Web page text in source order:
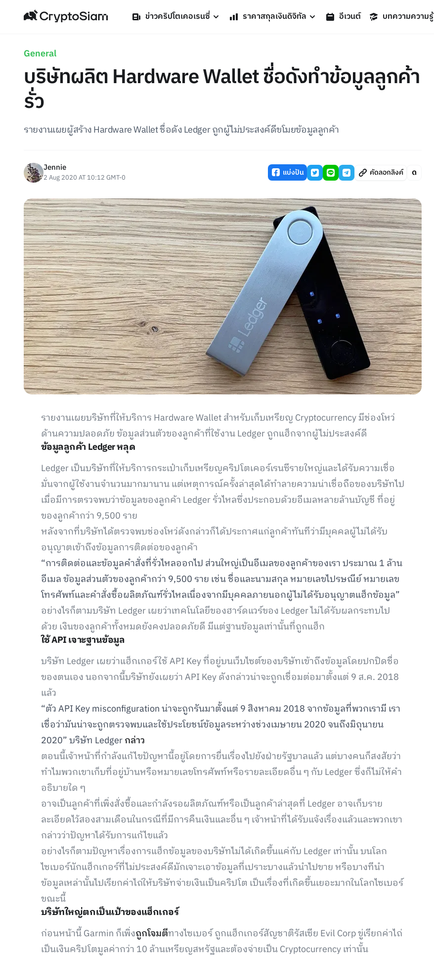
ข่าวคริปโตเคอเรนซี่ ราคาสกุลเงินดิจิทัล อีเวนต์ บทความความรู้
General
บริษัทผลิต Hardware Wallet ชื่อดังทำข้อมูลลูกค้า
รั่ว
รายงานเผยผู้สร้าง Hardware Wallet ชื่อดัง Ledger ถูกผู้ไม่ประสงค์ดีขโมยข้อมูลลูกค้า
Jennie
2 Aug 2020 AT 10:12 GMT-0 แบ่งปัน คัดลอกลิงค์
รายงานเผยบริษัทที่ให้บริการ Hardware Wallet สำหรับเก็บเหรียญ Cryptocurrency มีช่องโหว่
ด้านความปลอดภัย ข้อมูลส่วนตัวของลูกค้าที่ใช้งาน Ledger ถูกแฮ็กจากผู้ไม่ประสงค์ดี
ข้อมูลลูกค้า Ledger หลุด
Ledger เป็นบริษัทที่ให้บริการกระเป๋าเก็บเหรียญคริปโตเคอร์เรนซีรายใหญ่และได้รับความเชื่อ
มั่นจากผู้ใช้งานจำนวนมากมานาน แต่เหตุการณ์ครั้งล่าสุดได้ทำลายความน่าเชื่อถือของบริษัทไป
เมื่อมีการตรวจพบว่าข้อมูลของลูกค้า Ledger รั่วไหลซึ่งประกอบด้วยอีเมลหลายล้านบัญชี ที่อยู่
ของลูกค้ากว่า 9,500 ราย
หลังจากที่บริษัทได้ตรวจพบช่องโหว่ดังกล่าวก็ได้ประกาศแก่ลูกค้าทันทีว่ามีบุคคลผู้ไม่ได้รับ
อนุญาตเข้าถึงข้อมูลการติดต่อของลูกค้า
“การติดต่อและข้อมูลคำสั่งที่รั่วไหลออกไป ส่วนใหญ่เป็นอีเมลของลูกค้าของเรา ประมาณ 1 ล้าน
อีเมล ข้อมูลส่วนตัวของลูกค้ากว่า 9,500 ราย เช่น ชื่อและนามสกุล หมายเลขไปรษณีย์ หมายเลข
โทรศัพท์และคำสั่งซื้อผลิตภัณฑ์รั่วไหลเนื่องจากมีบุคคลภายนอกผู้ไม่ได้รับอนุญาตแฮ็กข้อมูล”
อย่างไรก็ตามบริษัท Ledger เผยว่าเทคโนโลยีของฮาร์ดแวร์ของ Ledger ไม่ได้รับผลกระทบไป
ด้วย เงินของลูกค้าทั้งหมดยังคงปลอดภัยดี มีแต่ฐานข้อมูลเท่านั้นที่ถูกแฮ็ก
ใช้ API เจาะฐานข้อมูล
บริษัท Ledger เผยว่าแฮ็กเกอร์ใช้ API Key ที่อยู่บนเว็บไซต์ของบริษัทเข้าถึงข้อมูลโดยปกปิดชื่อ
ของตนเอง นอกจากนี้บริษัทยังเผยว่า API Key ดังกล่าวน่าจะถูกเชื่อมต่อมาตั้งแต่ 9 ส.ค. 2018
แล้ว
“ตัว API Key misconfiguration น่าจะถูกรันมาตั้งแต่ 9 สิงหาคม 2018 จากข้อมูลที่พวกเรามี เรา
เชื่อว่ามันน่าจะถูกตรวจพบและใช้ประโยชน์ข้อมูลระหว่างช่วงเมษายน 2020 จนถึงมิถุนายน
2020” บริษัท Ledgerกล่าว
ตอนนี้เจ้าหน้าที่กำลังแก้ไขปัญหานี้อยู่โดยการยื่นเรื่องไปยังฝ่ายรัฐบาลแล้ว แต่บางคนก็สงสัยว่า
ทำไมพวกเขาเก็บที่อยู่บ้านหรือหมายเลขโทรศัพท์หรือรายละเอียดอื่น ๆ กับ Ledger ซึ่งก็ไม่ให้คำ
อธิบายใด ๆ
อาจเป็นลูกค้าที่เพิ่งสั่งซื้อและกำลังรอผลิตภัณฑ์หรือเป็นลูกค้าล่าสุดที่ Ledger อาจเก็บราย
ละเอียดไว้สองสามเดือนในกรณีที่มีการคืนเงินและอื่น ๆ เจ้าหน้าที่ได้รับแจ้งเรื่องแล้วและพวกเขา
กล่าวว่าปัญหาได้รับการแก้ไขแล้ว
อย่างไรก็ตามปัญหาเรื่องการแฮ็กข้อมูลของบริษัทไม่ได้เกิดขึ้นแค่กับ Ledger เท่านั้น บนโลก
ไซเบอร์นักแฮ็กเกอร์ที่ไม่ประสงค์ดีมักเจาะเอาข้อมูลที่เปราะบางแล้วนำไปขาย หรือบางทีนำ
ข้อมูลเหล่านั้นไปเรียกค่าไถ่ให้บริษัทจ่ายเงินเป็นคริปโต เป็นเรื่องที่เกิดขึ้นเยอะมากในโลกไซเบอร์
ขณะนี้
บริษัทใหญ่ตกเป็นเป้าของแฮ็กเกอร์
ก่อนหน้านี้ Garmin ก็เพิ่งถูกโจมตีทางไซเบอร์ ถูกแฮ็กเกอร์สัญชาติรัสเซีย Evil Corp ขู่เรียกค่าไถ่
เป็นเงินคริปโตมูลค่ากว่า 10 ล้านเหรียญสหรัฐและต้องจ่ายเป็น Cryptocurrency เท่านั้น